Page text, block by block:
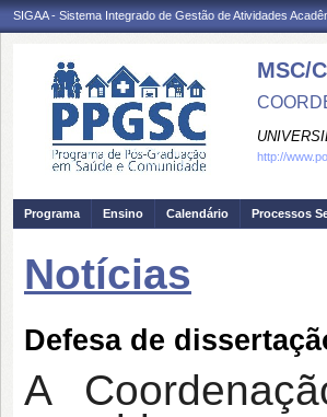
SIGAA - Sistema Integrado de Gestão de Atividades
MSC/
http://
Programa Ensino Calendário Processos
Notícias
Defesa de
A